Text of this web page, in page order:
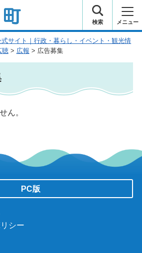
町
検索 メニュー
サイト｜行政・暮らし・イベント・観光情
聴> 広報 > 広告募集
ん。
PC版
シー